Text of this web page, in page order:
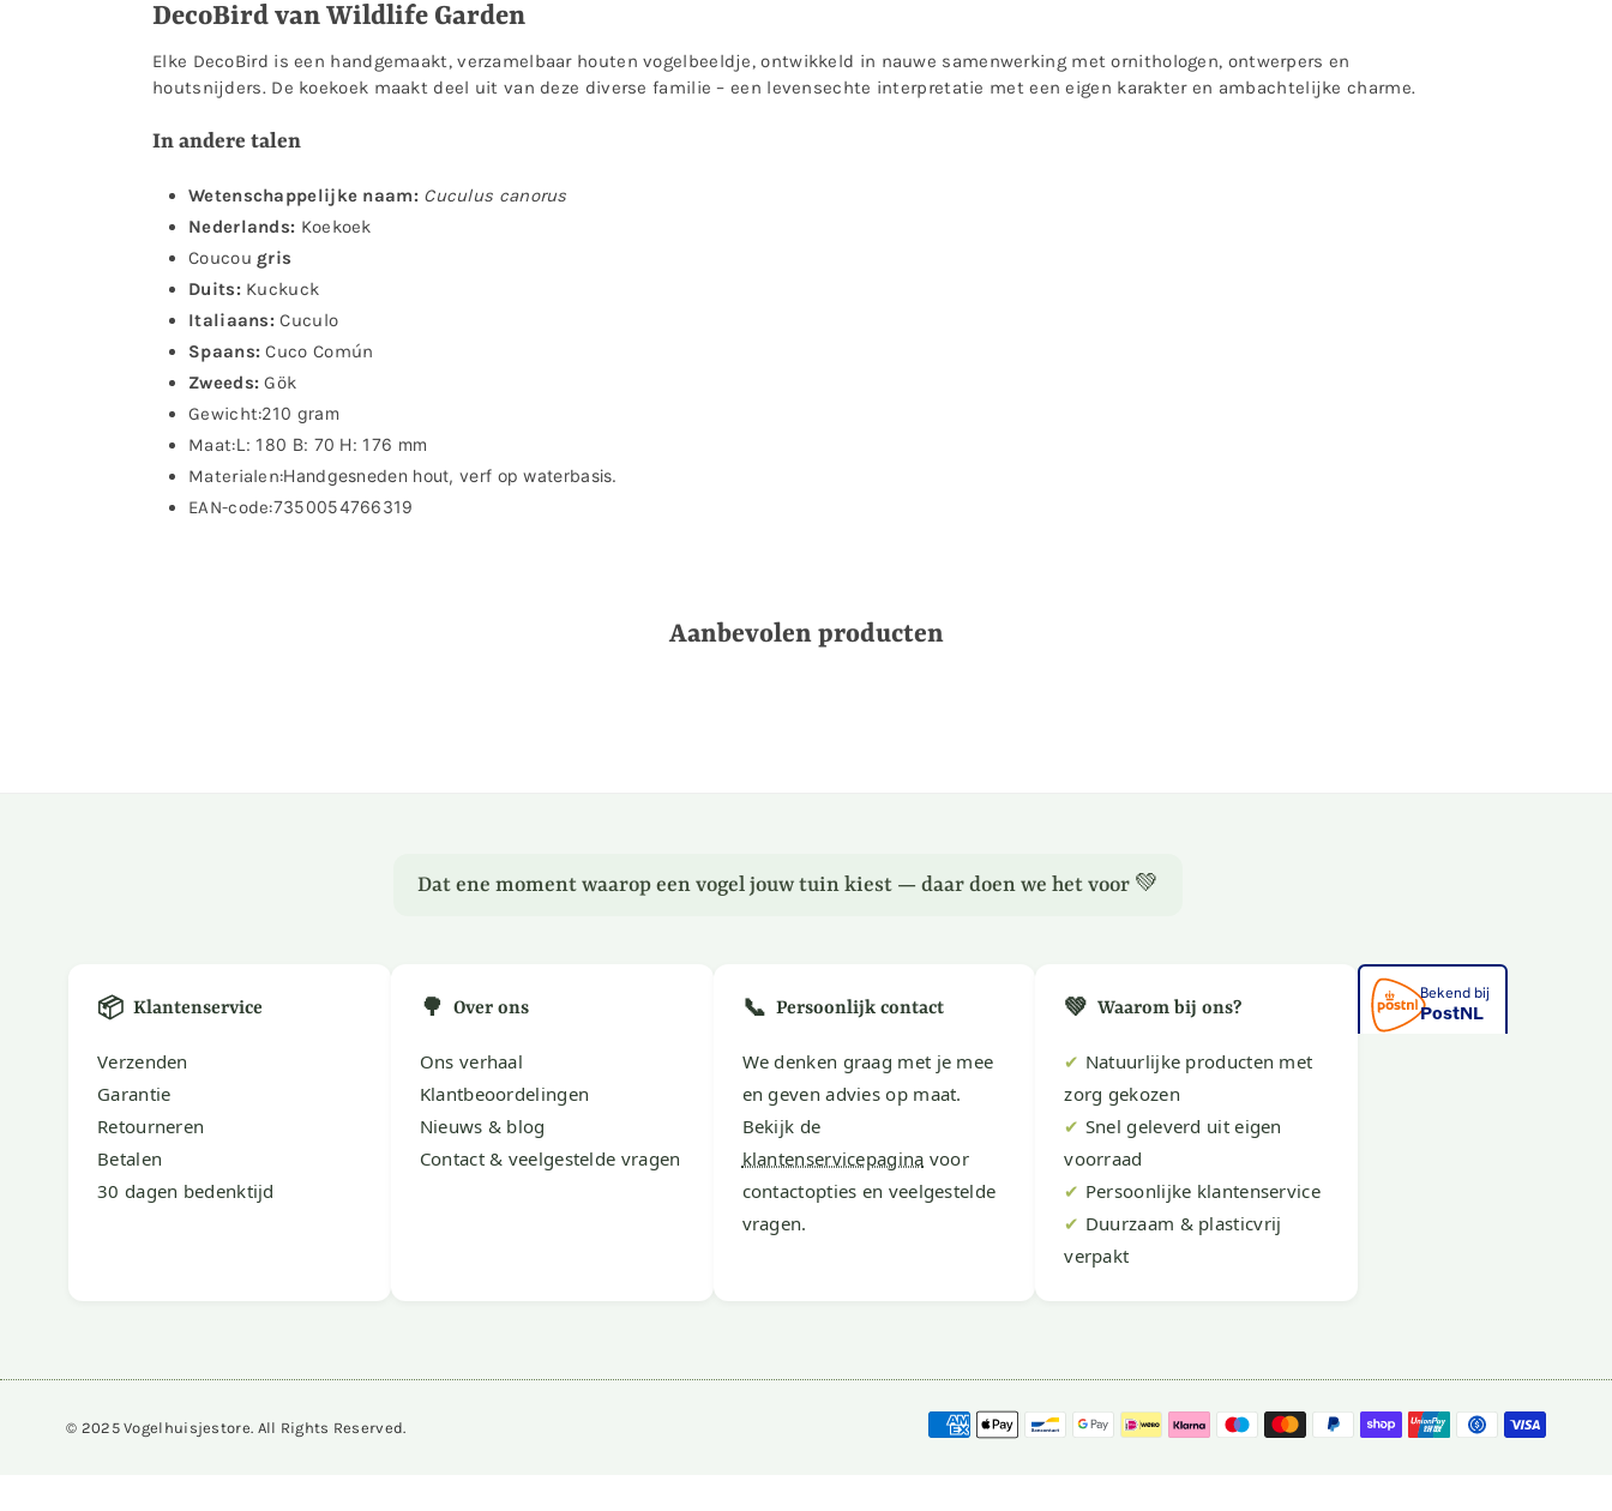
DecoBird van Wildlife Garden
Elke DecoBird is een handgemaakt, verzamelbaar houten vogelbeeldje, ontwikkeld in nauwe samenwerking met ornithologen, ontwerpers en
houtsnijders. De koekoek maakt deel uit van deze diverse familie – een levensechte interpretatie met een eigen karakter en ambachtelijke charme.
In andere talen
Wetenschappelijke naam: Cuculus canorus
Nederlands: Koekoek
Coucou gris
Duits: Kuckuck
Italiaans: Cuculo
Spaans: Cuco Común
Zweeds: Gök
Gewicht:210 gram
Maat:L: 180 B: 70 H: 176 mm
Materialen:Handgesneden hout, verf op waterbasis.
EAN-code:7350054766319
Aanbevolen producten
Dat ene moment waarop een vogel jouw tuin kiest — daar doen we het voor 💚
📦 Klantenservice
Verzenden
Garantie
Retourneren
Betalen
30 dagen bedenktijd
🌳 Over ons
Ons verhaal
Klantbeoordelingen
Nieuws & blog
Contact & veelgestelde vragen
📞 Persoonlijk contact
We denken graag met je mee
en geven advies op maat.
Bekijk de
klantenservicepagina voor
contactopties en veelgestelde
vragen.
💚 Waarom bij ons?
✔ Natuurlijke producten met
zorg gekozen
✔ Snel geleverd uit eigen
voorraad
✔ Persoonlijke klantenservice
✔ Duurzaam & plasticvrij
verpakt
© 2025 Vogelhuisjestore. All Rights Reserved.